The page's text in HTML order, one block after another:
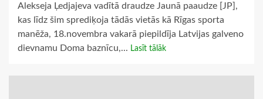
Alekseja Ļedjajeva vadītā draudze Jaunā paaudze [JP],
kas līdz šim sprediķoja tādās vietās kā Rīgas sporta
manēža, 18.novembra vakarā piepildīja Latvijas galveno
dievnamu Doma baznīcu,... Lasīt tālāk